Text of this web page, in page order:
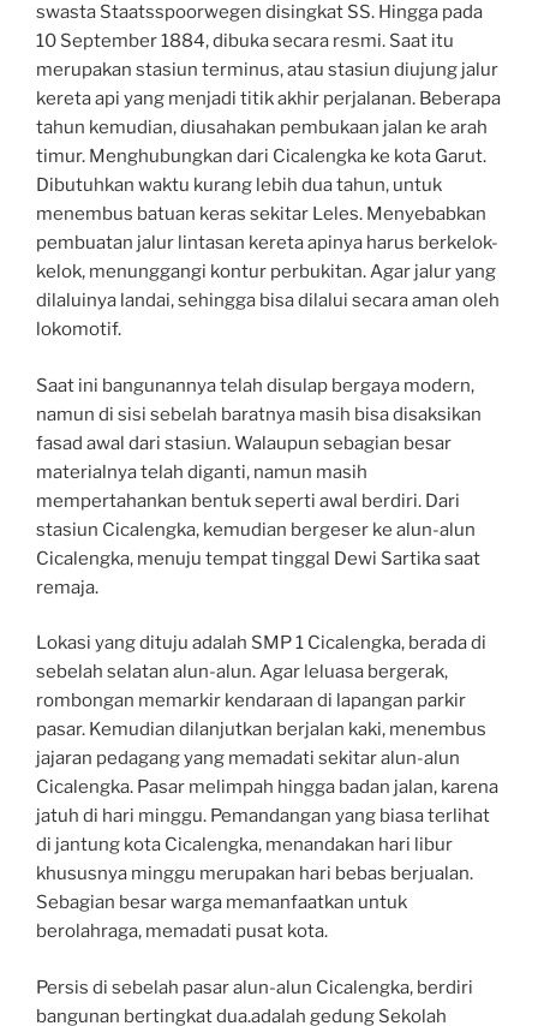
swasta Staatsspoorwegen disingkat SS. Hingga pada
10 September 1884, dibuka secara resmi. Saat itu
merupakan stasiun terminus, atau stasiun diujung jalur
kereta api yang menjadi titik akhir perjalanan. Beberapa
tahun kemudian, diusahakan pembukaan jalan ke arah
timur. Menghubungkan dari Cicalengka ke kota Garut.
Dibutuhkan waktu kurang lebih dua tahun, untuk
menembus batuan keras sekitar Leles. Menyebabkan
pembuatan jalur lintasan kereta apinya harus berkelok-
kelok, menunggangi kontur perbukitan. Agar jalur yang
dilaluinya landai, sehingga bisa dilalui secara aman oleh
lokomotif.
Saat ini bangunannya telah disulap bergaya modern,
namun di sisi sebelah baratnya masih bisa disaksikan
fasad awal dari stasiun. Walaupun sebagian besar
materialnya telah diganti, namun masih
mempertahankan bentuk seperti awal berdiri. Dari
stasiun Cicalengka, kemudian bergeser ke alun-alun
Cicalengka, menuju tempat tinggal Dewi Sartika saat
remaja.
Lokasi yang dituju adalah SMP 1 Cicalengka, berada di
sebelah selatan alun-alun. Agar leluasa bergerak,
rombongan memarkir kendaraan di lapangan parkir
pasar. Kemudian dilanjutkan berjalan kaki, menembus
jajaran pedagang yang memadati sekitar alun-alun
Cicalengka. Pasar melimpah hingga badan jalan, karena
jatuh di hari minggu. Pemandangan yang biasa terlihat
di jantung kota Cicalengka, menandakan hari libur
khususnya minggu merupakan hari bebas berjualan.
Sebagian besar warga memanfaatkan untuk
berolahraga, memadati pusat kota.
Persis di sebelah pasar alun-alun Cicalengka, berdiri
bangunan bertingkat dua.adalah gedung Sekolah